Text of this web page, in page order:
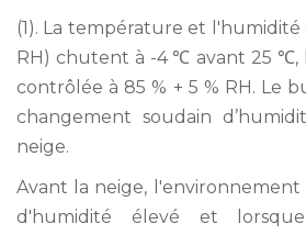
(1). La température et
RH) chutent à -4 ℃ avant 25 ℃,
contrôlée à 85 % + 5 % RH. Le
changement soudain
neige.
Avant la neige,
d'humidité élevé et